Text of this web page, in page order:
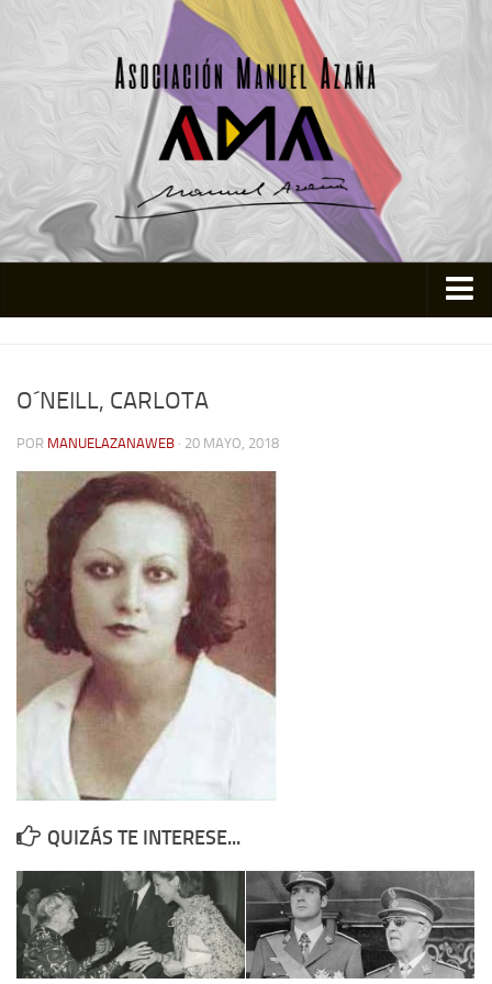
Quienes somos
Actividades
Colabora
Contacto
Memoria Histórica
Investigación previa de la represión en Talavera de la Reina (1937-
1947).
Informe Represión en Toledo 1936-1947 | Buscador
Informe de la fosa de abril de 1939 de Tembleque
Enciclopedia Republicana
Militantes históricos IR
Izquierda Republicana. Agrupaciones y Militantes (1934-1939)
Izquierda Republicana. Navarra
Izquierda Republicana. Galicia
Textos esenciales del republicanismo
O´NEILL, CARLOTA
POR MANUELAZANAWEB · 20 MAYO, 2018
QUIZÁS TE INTERESE...